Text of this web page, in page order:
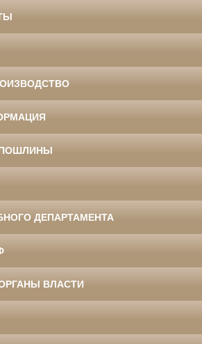
ДЕПАРТАМЕНТА
ВЛАСТИ